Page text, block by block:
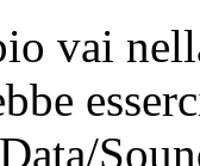
vai